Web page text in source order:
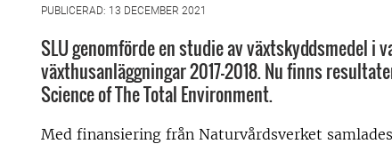
PUBLICERAD: 13 DECEMBER 2021
SLU genomförde en studie av växtskyddsmedel i
växthusanläggningar 2017-2018. Nu finns
Science of The Total Environment.
Med finansiering från Naturvårdsverket